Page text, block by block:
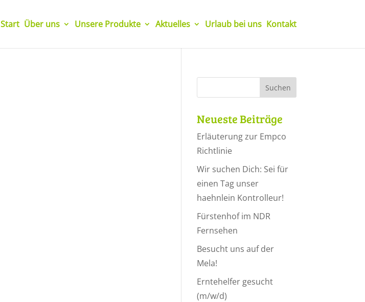
Start Über uns Unsere Produkte Aktuelles Urlaub bei uns Kontakt
Neueste Beiträge
Erläuterung zur Empco
Richtlinie
Wir suchen Dich: Sei für
einen Tag unser
haehnlein Kontrolleur!
Fürstenhof im NDR
Fernsehen
Besucht uns auf der
Mela!
Erntehelfer gesucht
(m/w/d)